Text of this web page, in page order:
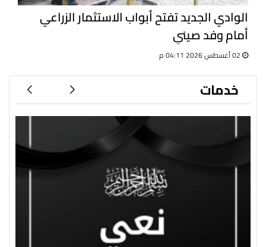
الوادي الجديد تفتح أبواب الاستثمار الزراعي
أمام وفد صيني
خدمات